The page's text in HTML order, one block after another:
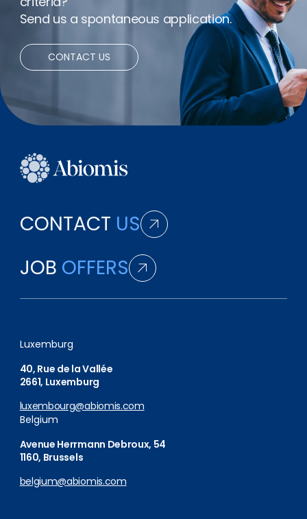
Send us a spontaneous application.
CONTACT US
CONTACT US
JOB OFFERS
Luxemburg
40, Rue de la Vallée
2661, Luxemburg
luxembourg@abiomis.com
Belgium
Avenue Herrmann Debroux, 54
1160, Brussels
belgium@abiomis.com